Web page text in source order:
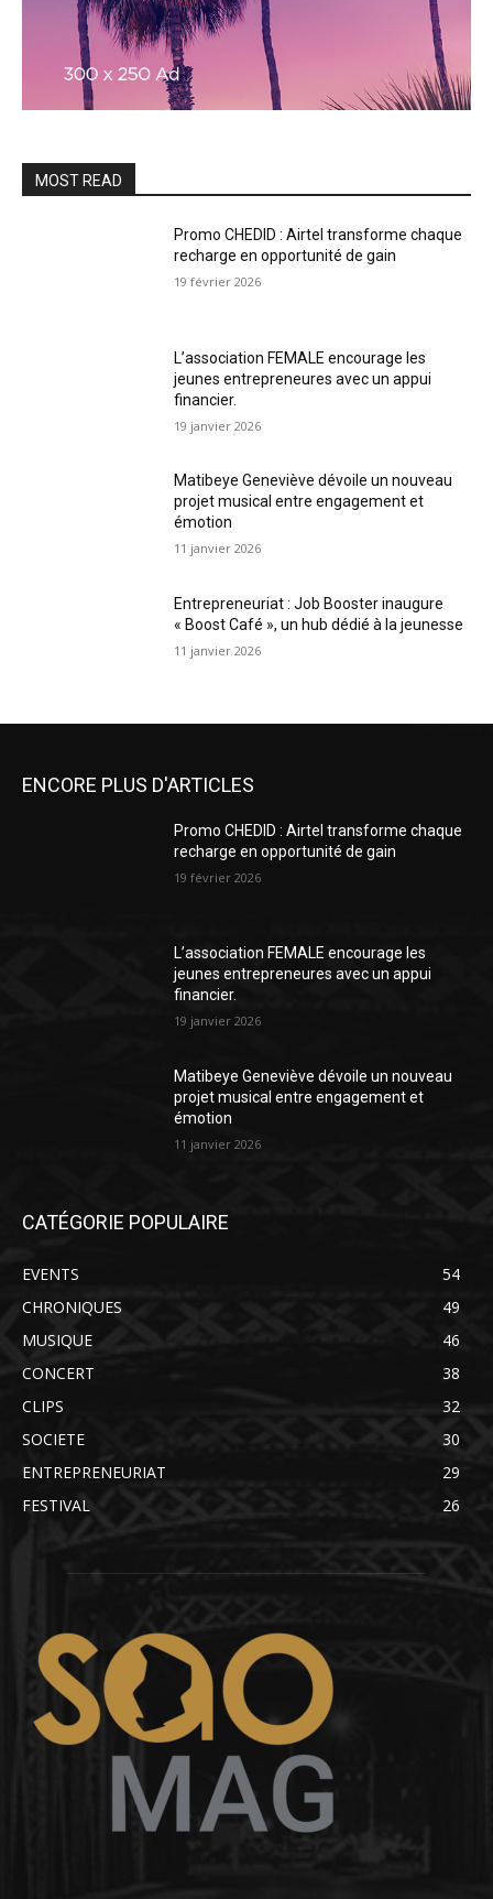
MOST READ
Promo CHEDID : Airtel transforme chaque
recharge en opportunité de gain
19 février 2026
L’association FEMALE encourage les
jeunes entrepreneures avec un appui
financier.
19 janvier 2026
Matibeye Geneviève dévoile un nouveau
projet musical entre engagement et
émotion
11 janvier 2026
Entrepreneuriat : Job Booster inaugure
« Boost Café », un hub dédié à la jeunesse
11 janvier 2026
ENCORE PLUS D'ARTICLES
Promo CHEDID : Airtel transforme chaque
recharge en opportunité de gain
19 février 2026
L’association FEMALE encourage les
jeunes entrepreneures avec un appui
financier.
19 janvier 2026
Matibeye Geneviève dévoile un nouveau
projet musical entre engagement et
émotion
11 janvier 2026
CATÉGORIE POPULAIRE
EVENTS
54
CHRONIQUES
49
MUSIQUE
46
CONCERT
38
CLIPS
32
SOCIETE
30
ENTREPRENEURIAT
29
FESTIVAL
26